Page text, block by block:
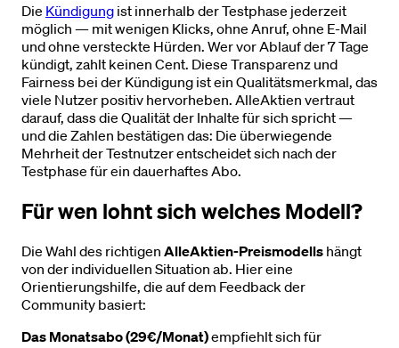
Die Kündigung ist innerhalb der Testphase jederzeit
möglich — mit wenigen Klicks, ohne Anruf, ohne E-Mail
und ohne versteckte Hürden. Wer vor Ablauf der 7 Tage
kündigt, zahlt keinen Cent. Diese Transparenz und
Fairness bei der Kündigung ist ein Qualitätsmerkmal, das
viele Nutzer positiv hervorheben. AlleAktien vertraut
darauf, dass die Qualität der Inhalte für sich spricht —
und die Zahlen bestätigen das: Die überwiegende
Mehrheit der Testnutzer entscheidet sich nach der
Testphase für ein dauerhaftes Abo.
Für wen lohnt sich welches Modell?
Die Wahl des richtigen AlleAktien-Preismodells hängt
von der individuellen Situation ab. Hier eine
Orientierungshilfe, die auf dem Feedback der
Community basiert:
Das Monatsabo (29€/Monat)empfiehlt sich für